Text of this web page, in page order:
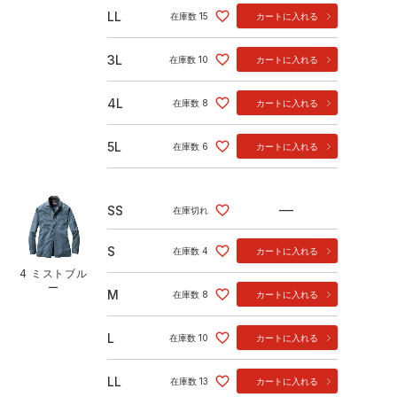
LL 在庫数 15 カートに入れる
3L 在庫数 10 カートに入れる
4L 在庫数 8 カートに入れる
5L 在庫数 6 カートに入れる
4 ミストブル
ー
SS 在庫切れ —
S 在庫数 4 カートに入れる
M 在庫数 8 カートに入れる
L 在庫数 10 カートに入れる
LL 在庫数 13 カートに入れる